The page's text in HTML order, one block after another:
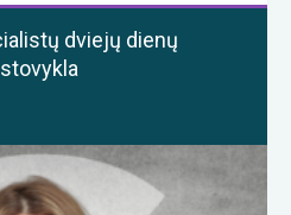
dviejų dienų